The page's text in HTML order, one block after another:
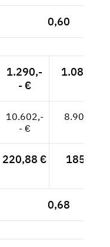
0,60
1.290,-
- €
1.084,03
10.602,-
- €
8.909,24
220,88 € 185,61 €
0,68